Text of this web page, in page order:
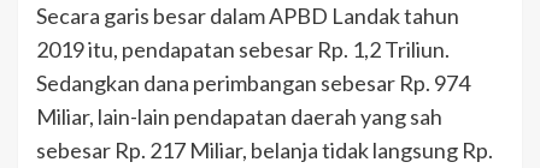
Secara garis besar dalam APBD Landak tahun
2019 itu, pendapatan sebesar Rp. 1,2 Triliun.
Sedangkan dana perimbangan sebesar Rp. 974
Miliar, lain-lain pendapatan daerah yang sah
sebesar Rp. 217 Miliar, belanja tidak langsung Rp.